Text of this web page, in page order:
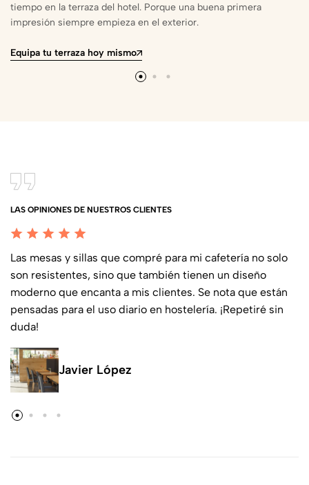
tiempo en la terraza del hotel. Porque una buena primera
impresión siempre empieza en el exterior.
Equipa tu terraza hoy mismo
LAS OPINIONES DE NUESTROS CLIENTES
Las mesas y sillas que compré para mi cafetería no solo
son resistentes, sino que también tienen un diseño
moderno que encanta a mis clientes. Se nota que están
pensadas para el uso diario en hostelería. ¡Repetiré sin
duda!
Javier López